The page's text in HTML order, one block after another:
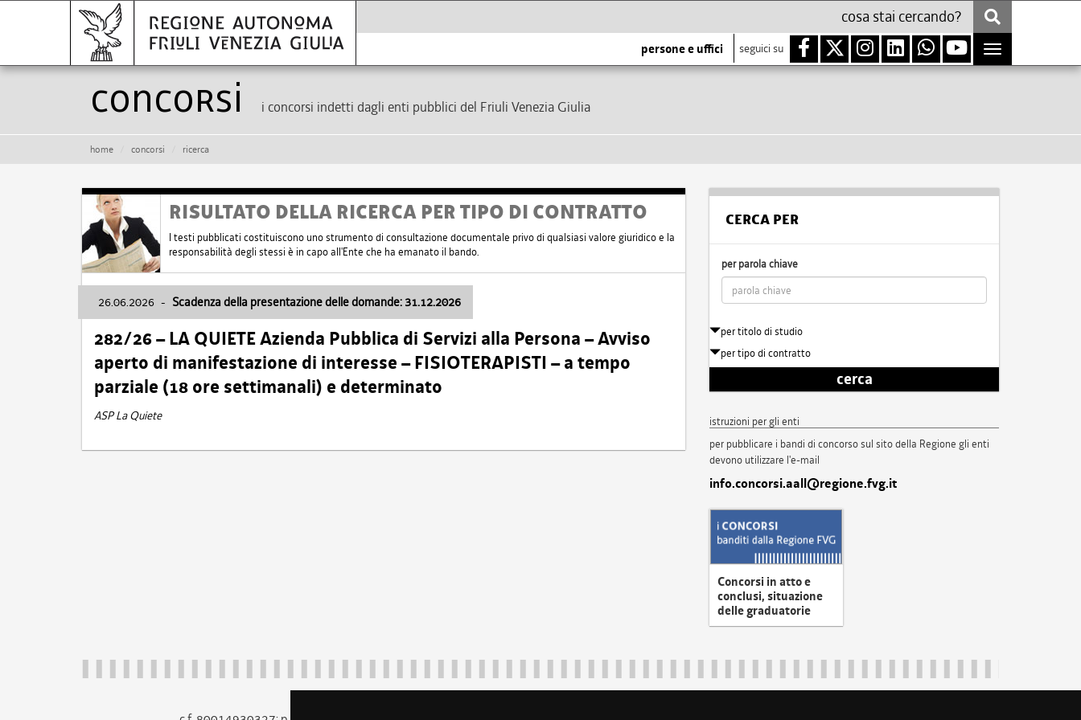
persone e uffici seguici su
Toggle
navigation
Concorsi i concorsi indetti dagli enti pubblici del Friuli Venezia Giulia
home concorsi ricerca
RISULTATO DELLA RICERCA PER TIPO DI CONTRATTO
I testi pubblicati costituiscono uno strumento di consultazione documentale privo di qualsiasi valore giuridico e la
responsabilità degli stessi è in capo all'Ente che ha emanato il bando.
26.06.2026 - Scadenza della presentazione delle domande: 31.12.2026
282/26 – LA QUIETE Azienda Pubblica di Servizi alla Persona – Avviso
aperto di manifestazione di interesse – FISIOTERAPISTI – a tempo
parziale (18 ore settimanali) e determinato
ASP La Quiete
CERCA PER
per parola chiave
per titolo di studio
per tipo di contratto
cerca
istruzioni per gli enti
per pubblicare i bandi di concorso sul sito della Regione gli enti
devono utilizzare l'e-mail
info.concorsi.aall@regione.fvg.it
Concorsi in atto e
conclusi, situazione
delle graduatorie